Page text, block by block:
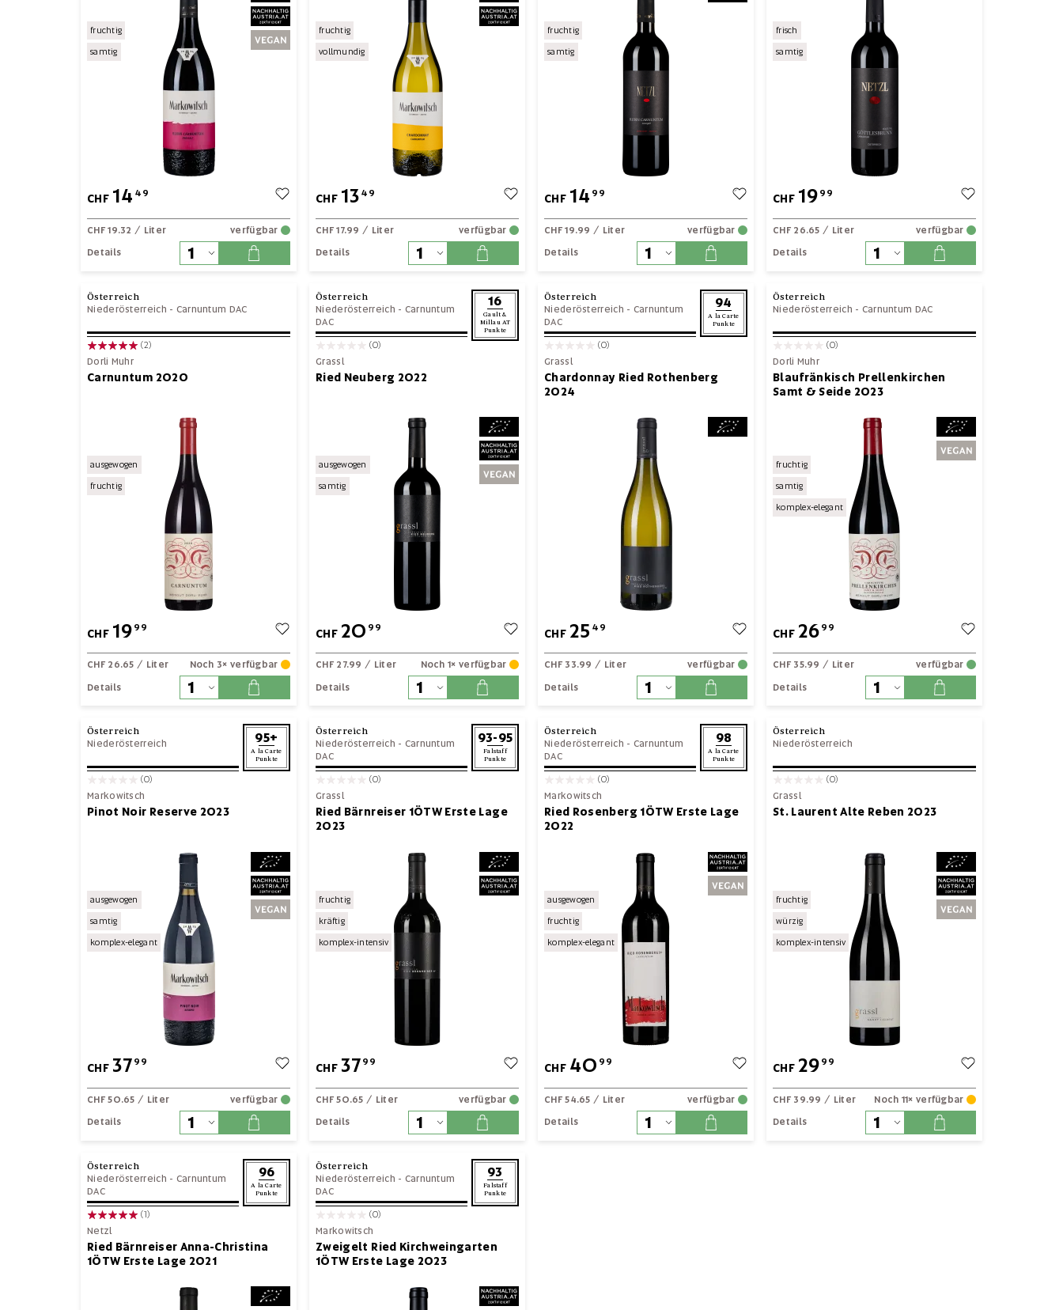
fruchtig
samtig
CHF 14 49
CHF 19.32 / Liter
verfügbar
Details
fruchtig
vollmundig
CHF 1349
CHF 17.99 / Liter
verfügbar
Details
fruchtig
samtig
CHF 14 99
CHF 19.99 / Liter
verfügbar
Details
frisch
samtig
CHF 1999
CHF 26.65 / Liter
verfügbar
Details
Österreich
Niederösterreich - Carnuntum DAC
(2)
Dorli Muhr
Carnuntum 2020
ausgewogen
fruchtig
CHF 1999
CHF 26.65 / Liter
Noch 3× verfügbar
Details
Österreich
Niederösterreich - Carnuntum
DAC
16
Gault &
Millau AT
Punkte
(0)
Grassl
Ried Neuberg 2022
ausgewogen
samtig
CHF 20 99
CHF 27.99 / Liter
Noch 1× verfügbar
Details
Österreich
Niederösterreich - Carnuntum
DAC
94
A la Carte
Punkte
(0)
Grassl
Chardonnay Ried Rothenberg
2024
CHF 25 49
CHF 33.99 / Liter
verfügbar
Details
Österreich
Niederösterreich - Carnuntum DAC
(0)
Dorli Muhr
Blaufränkisch Prellenkirchen
Samt & Seide 2023
fruchtig
samtig
komplex-elegant
CHF 2699
CHF 35.99 / Liter
verfügbar
Details
Österreich
Niederösterreich 95+
A la Carte
Punkte
(0)
Markowitsch
Pinot Noir Reserve 2023
ausgewogen
samtig
komplex-elegant
CHF 3799
CHF 50.65 / Liter
verfügbar
Details
Österreich
Niederösterreich - Carnuntum
DAC
93-95
Falstaff
Punkte
(0)
Grassl
Ried Bärnreiser 1ÖTW Erste Lage
2023
fruchtig
kräftig
komplex-intensiv
CHF 3799
CHF 50.65 / Liter
verfügbar
Details
Österreich
Niederösterreich - Carnuntum
DAC
98
A la Carte
Punkte
(0)
Markowitsch
Ried Rosenberg 1ÖTW Erste Lage
2022
ausgewogen
fruchtig
komplex-elegant
CHF 40 99
CHF 54.65 / Liter
verfügbar
Details
Österreich
Niederösterreich
(0)
Grassl
St. Laurent Alte Reben 2023
fruchtig
würzig
komplex-intensiv
CHF 2999
CHF 39.99 / Liter
Noch 11× verfügbar
Details
Österreich
Niederösterreich - Carnuntum
DAC
96
A la Carte
Punkte
(1)
Netzl
Ried Bärnreiser Anna-Christina
1ÖTW Erste Lage 2021
Österreich
Niederösterreich - Carnuntum
DAC
93
Falstaff
Punkte
(0)
Markowitsch
Zweigelt Ried Kirchweingarten
1ÖTW Erste Lage 2023